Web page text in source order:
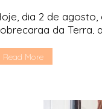
dia 2 de
da Terra,
em 2022, já
Read More